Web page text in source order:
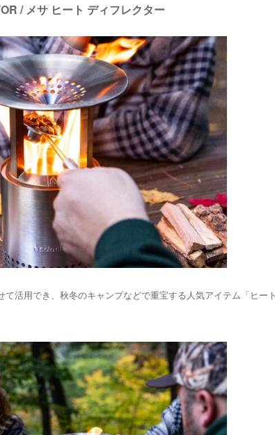
/ メサ ヒート ディフレクター
て活用でき、秋冬のキャンプなどで重宝する人気アイテム「ヒ